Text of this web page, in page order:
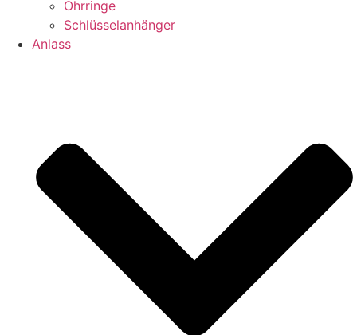
Ohrringe
Schlüsselanhänger
Anlass